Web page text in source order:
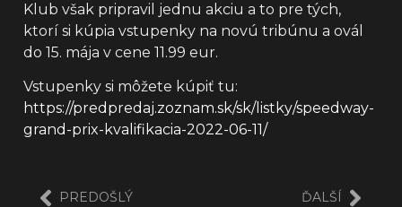
Klub však pripravil jednu akciu a to pre tých,
ktorí si kúpia vstupenky na novú tribúnu a ovál
do 15. mája v cene 11.99 eur.
Vstupenky si môžete kúpiť tu:
https://predpredaj.zoznam.sk/sk/listky/speedway-
grand-prix-kvalifikacia-2022-06-11/
PREDOŠLÝ ĎALŠÍ